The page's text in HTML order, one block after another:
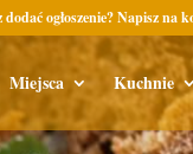
dodać ogłoszenie? Napisz
Miejsca Kuchnie